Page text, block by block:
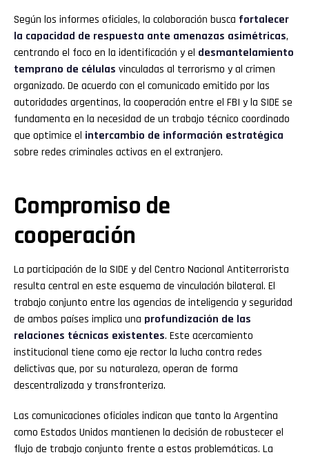
Según los informes oficiales, la colaboración busca fortalecer
la capacidad de respuesta ante amenazas asimétricas,
centrando el foco en la identificación y el desmantelamiento
temprano de células vinculadas al terrorismo y al crimen
organizado. De acuerdo con el comunicado emitido por las
autoridades argentinas, la cooperación entre el FBI y la SIDE se
fundamenta en la necesidad de un trabajo técnico coordinado
que optimice el intercambio de información estratégica
sobre redes criminales activas en el extranjero.
Compromiso de
cooperación
La participación de la SIDE y del Centro Nacional Antiterrorista
resulta central en este esquema de vinculación bilateral. El
trabajo conjunto entre las agencias de inteligencia y seguridad
de ambos países implica una profundización de las
relaciones técnicas existentes. Este acercamiento
institucional tiene como eje rector la lucha contra redes
delictivas que, por su naturaleza, operan de forma
descentralizada y transfronteriza.
Las comunicaciones oficiales indican que tanto la Argentina
como Estados Unidos mantienen la decisión de robustecer el
flujo de trabajo conjunto frente a estas problemáticas. La